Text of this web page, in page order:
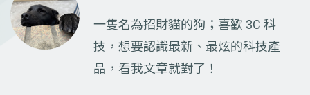
一隻名為招財貓的狗；喜歡 3C 科
技，想要認識最新、最炫的科技產
品，看我文章就對了！